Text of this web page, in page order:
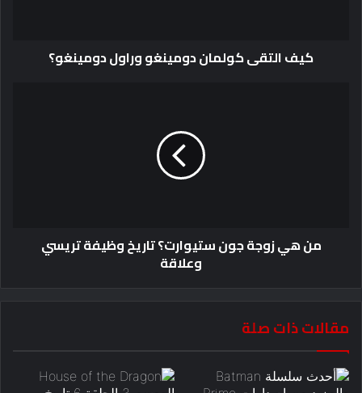
كيف التقى كولمان دومينغو وراول دومينغو؟
من هي زوجة جون ستيوارت؟ تاريخ وظيفة تريسي
وعلاقة
مقالات ذات صلة